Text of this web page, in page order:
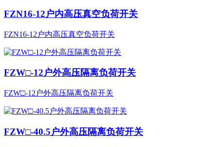
FZN16-12户内高压真空负荷开关
FZN16-12户内高压真空负荷开关
FZW□-12户外高压隔离负荷开关
FZW□-12户外高压隔离负荷开关
FZW□-40.5户外高压隔离负荷开关